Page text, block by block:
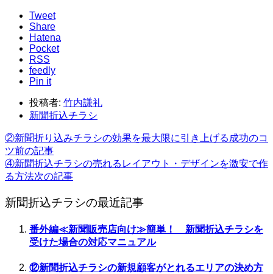
Tweet
Share
Hatena
Pocket
RSS
feedly
Pin it
投稿者: 竹内謙礼
新聞折込チラシ
②新聞折り込みチラシの効果を最大限に引き上げる成功のコ
ツ前の記事
④新聞折込チラシの売れるレイアウト・デザインを激安で作
る方法次の記事
新聞折込チラシの最近記事
番外編≪新聞販売店向け≫簡単！ 新聞折込チラシを
受けた場合の対応マニュアル
⑫新聞折込チラシの新規顧客がとれるエリアの決め方